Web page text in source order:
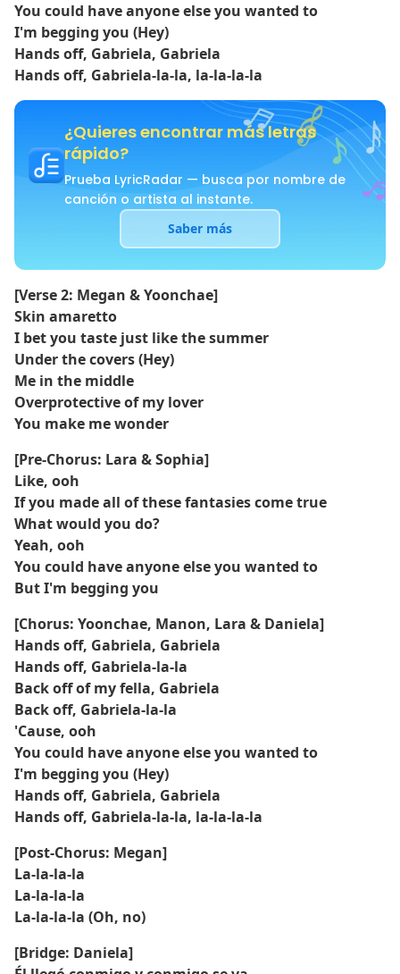
You could have anyone else you wanted to
I'm begging you (Hey)
Hands off, Gabriela, Gabriela
Hands off, Gabriela-la-la, la-la-la-la
¿Quieres encontrar más letras
rápido?
Prueba LyricRadar — busca por nombre de
canción o artista al instante.
Saber más
[Verse 2: Megan & Yoonchae]
Skin amaretto
I bet you taste just like the summer
Under the covers (Hey)
Me in the middle
Overprotective of my lover
You make me wonder
[Pre-Chorus: Lara & Sophia]
Like, ooh
If you made all of these fantasies come true
What would you do?
Yeah, ooh
You could have anyone else you wanted to
But I'm begging you
[Chorus: Yoonchae, Manon, Lara & Daniela]
Hands off, Gabriela, Gabriela
Hands off, Gabriela-la-la
Back off of my fella, Gabriela
Back off, Gabriela-la-la
'Cause, ooh
You could have anyone else you wanted to
I'm begging you (Hey)
Hands off, Gabriela, Gabriela
Hands off, Gabriela-la-la, la-la-la-la
[Post-Chorus: Megan]
La-la-la-la
La-la-la-la
La-la-la-la (Oh, no)
[Bridge: Daniela]